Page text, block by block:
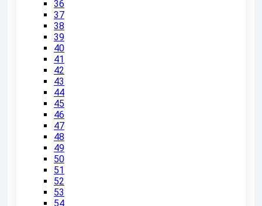
36
37
38
39
40
41
42
43
44
45
46
47
48
49
50
51
52
53
54